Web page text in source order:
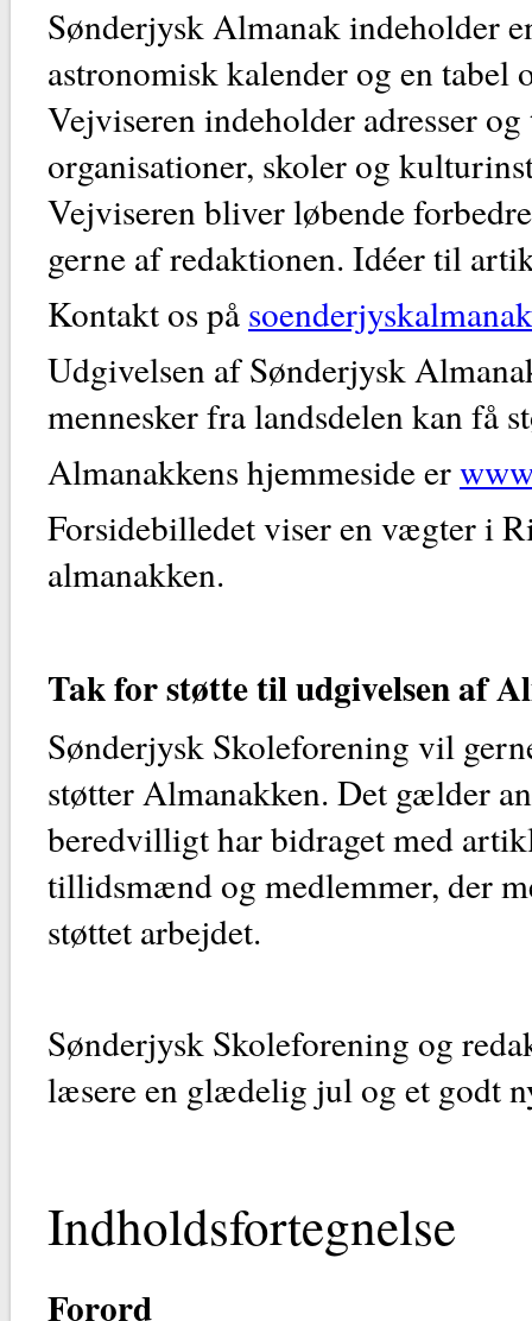
Sønderjysk Almanak indeholder
astronomisk kalender og en tabel
Vejviseren indeholder adresser
organisationer, skoler og
Vejviseren bliver løbende
gerne af redaktionen. Idéer til
Kontakt os på
Udgivelsen af Sønderjysk
mennesker fra landsdelen kan få
Almanakkens hjemmeside er
Forsidebilledet viser en vægter i
almanakken.
Tak for støtte til udgivelsen af
Sønderjysk Skoleforening vil
støtter Almanakken. Det gælder
beredvilligt har bidraget med
tillidsmænd og medlemmer, der
støttet arbejdet.
Sønderjysk Skoleforening og
læsere en glædelig jul og et godt
Indholdsfortegnelse
Forord